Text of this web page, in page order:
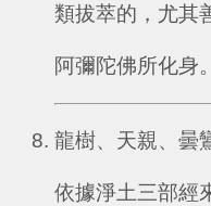
類拔萃的，尤其
阿彌陀佛所化身。
龍樹、天親、曇
依據淨土三部經